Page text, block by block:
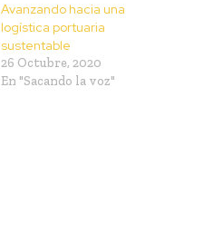
Avanzando hacia una
logística portuaria
sustentable
26 Octubre, 2020
En "Sacando la voz"